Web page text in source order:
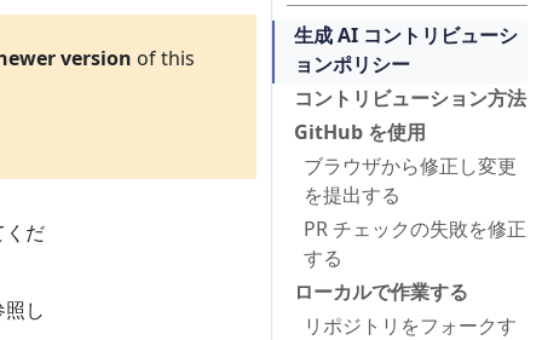
生成 AI コントリビューシ
ョンポリシー
コントリビューション方法
GitHub を使用
ブラウザから修正し変更
を提出する
PR チェックの失敗を修正
する
ローカルで作業する
リポジトリをフォークす
version of this
くだ
照し